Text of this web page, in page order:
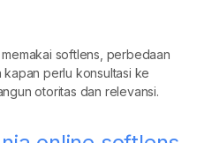
softlens, perbedaan
kapan perlu konsultasi ke
otoritas dan relevansi.